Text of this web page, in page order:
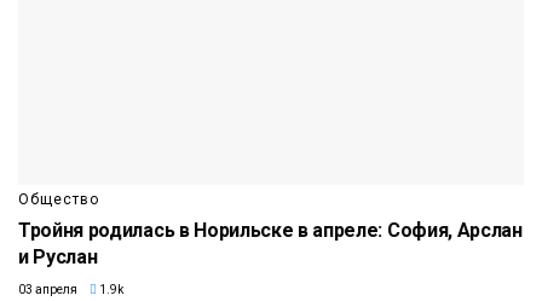
Общество
Тройня родилась в Норильске в апреле: София, Арслан
и Руслан
03 апреля 1.9k